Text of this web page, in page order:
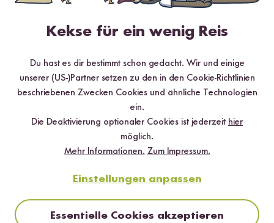
Möglichkeiten, deinen Reis vom Vortag zu
verarbeiten. Egal, ob für ein
schnelles
Mittagessen
, einleckeres Abendessenoder
Kreativität und ein paar Zutaten kannst du die
Reisreste super einfach verwerten und ein leckeres
Gericht kreieren.
Kekse für ein wenig Reis
Du hast es dir bestimmt schon gedacht. Wir und einige
unserer (US-)Partner setzen zu den in den Cookie-Richtlinien
beschriebenen Zwecken Cookies und ähnliche Technologien
ein.
Die Deaktivierung optionaler Cookies ist jederzeit hier
möglich.
Mehr Informationen. Zum Impressum.
Einstellungen anpassen
Essentielle Cookies akzeptieren